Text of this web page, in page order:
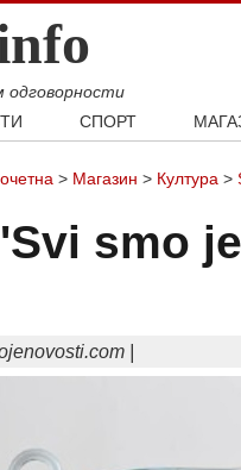
одговорности
Српска
СПОРТ
Кошарка
Култура
> Магазин > Култура >
smo
|